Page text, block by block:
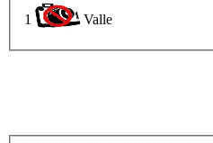
1 Valle